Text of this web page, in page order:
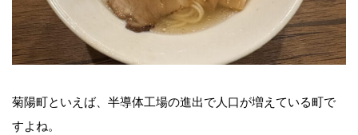
菊陽町といえば、半導体工場の進出で人口が増えている町で
すよね。